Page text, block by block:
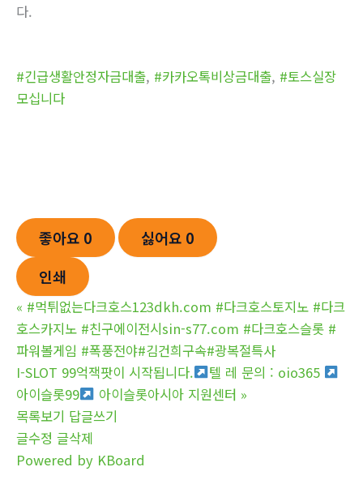
다.
#긴급생활안정자금대출, #카카오톡비상금대출, #토스실장
모십니다
좋아요 0 싫어요 0
인쇄
« #먹튀없는다크호스123dkh.com #다크호스토지노 #다크
호스카지노 #친구에이전시sin-s77.com #다크호스슬롯 #
파워볼게임 #폭풍전야#김건희구속#광복절특사
I-SLOT 99억잭팟이 시작됩니다.
텔 레 문의 : oio365
아이슬롯99
아이슬롯아시아 지원센터 »
목록보기 답글쓰기
글수정 글삭제
Powered by KBoard